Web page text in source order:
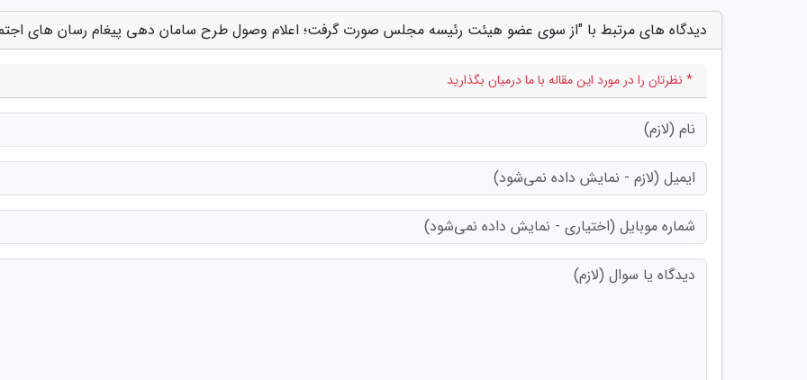
دیدگاه های مرتبط با "از سوی عضو هیئت رئیسه مجلس صورت گرفت؛ اعلام وصول طرح سامان دهی پیغام رسان های
* نظرتان را در مورد این مقاله با ما درمیان بگذارید